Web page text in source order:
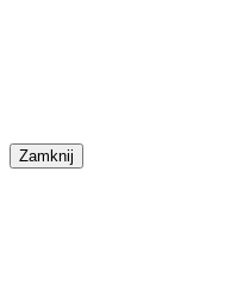
Zamknij